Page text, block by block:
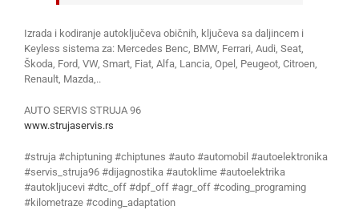
Izrada i kodiranje autoključeva običnih, ključeva sa daljincem i
Keyless sistema za: Mercedes Benc, BMW, Ferrari, Audi, Seat,
Škoda, Ford, VW, Smart, Fiat, Alfa, Lancia, Opel, Peugeot, Citroen,
Renault, Mazda,..
AUTO SERVIS STRUJA 96
www.strujaservis.rs
#struja #chiptuning #chiptunes #auto #automobil #autoelektronika
#servis_struja96 #dijagnostika #autoklime #autoelektrika
#autokljucevi #dtc_off #dpf_off #agr_off #coding_programing
#kilometraze #coding_adaptation